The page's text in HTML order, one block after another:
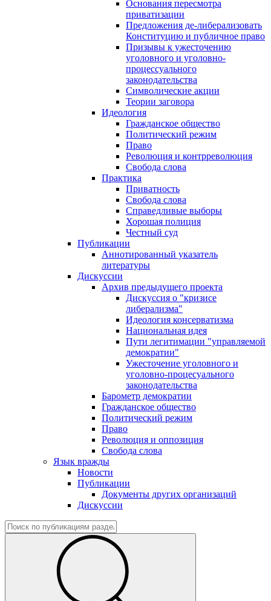
Основания пересмотра
приватизации
Предложения де-либерализовать
Конституцию и публичное право
Призывы к ужесточению
уголовного и уголовно-
процессуального
законодательства
Символические акции
Теории заговора
Идеология
Гражданское общество
Политический режим
Право
Революция и контрреволюция
Свобода слова
Практика
Приватность
Свобода слова
Справедливые выборы
Хорошая полиция
Честный суд
Публикации
Аннотированный указатель
литературы
Дискуссии
Архив предыдущего проекта
Дискуссия о "кризисе
либерализма"
Идеология консерватизма
Национальная идея
Пути легитимации "управляемой
демократии"
Ужесточение уголовного и
уголовно-процесуального
законодательства
Барометр демократии
Гражданское общество
Политический режим
Право
Революция и оппозиция
Свобода слова
Язык вражды
Новости
Публикации
Документы других организаций
Дискуссии